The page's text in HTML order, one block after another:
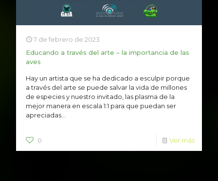
7 de febrero de 2023
Educando a través del arte – la importancia de las
aves
Hay un artista que se ha dedicado a esculpir porque
a través del arte se puede salvar la vida de millones
de especies y nuestro invitado, las plasma de la
mejor manera en escala 1:1 para que puedan ser
apreciadas...
0 Ver más